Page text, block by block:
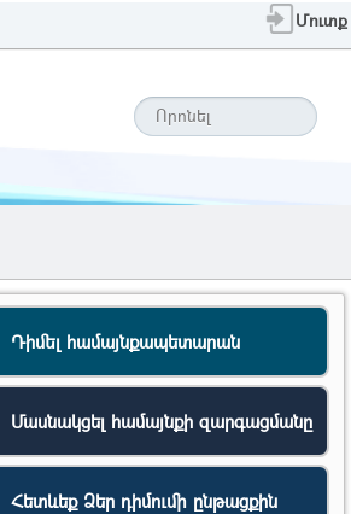
Մուտք
Դիմել համայնքապետարան
Մասնակցել համայնքի զարգացմանը
Հետևեք Ձեր դիմումի ընթացքին